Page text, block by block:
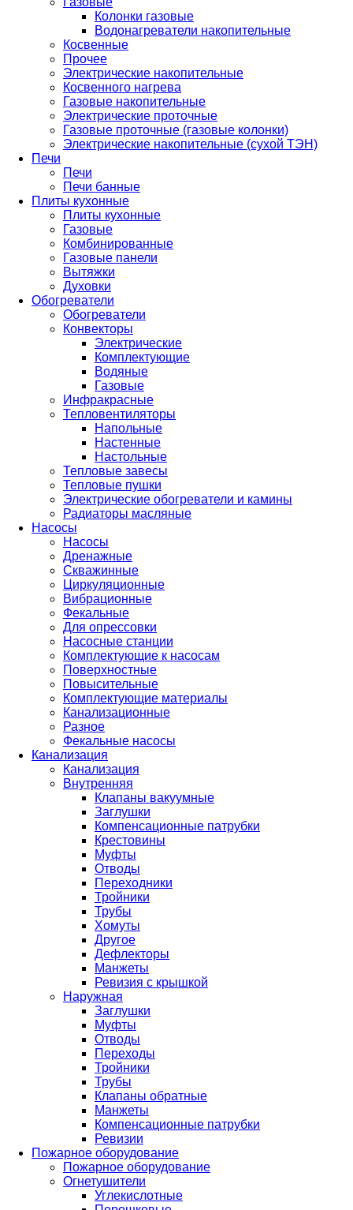
Колонки газовые
Водонагреватели накопительные
Косвенные
Прочее
Электрические накопительные
Косвенного нагрева
Газовые накопительные
Электрические проточные
Газовые проточные (газовые колонки)
Электрические накопительные (сухой ТЭН)
Печи
Печи
Печи банные
Плиты кухонные
Плиты кухонные
Газовые
Комбинированные
Газовые панели
Вытяжки
Духовки
Обогреватели
Обогреватели
Конвекторы
Электрические
Комплектующие
Водяные
Газовые
Инфракрасные
Тепловентиляторы
Напольные
Настенные
Настольные
Тепловые завесы
Тепловые пушки
Электрические обогреватели и камины
Радиаторы масляные
Насосы
Насосы
Дренажные
Скважинные
Циркуляционные
Вибрационные
Фекальные
Для опрессовки
Насосные станции
Комплектующие к насосам
Поверхностные
Повысительные
Комплектующие материалы
Канализационные
Разное
Фекальные насосы
Канализация
Канализация
Внутренняя
Клапаны вакуумные
Заглушки
Компенсационные патрубки
Крестовины
Муфты
Отводы
Переходники
Тройники
Трубы
Хомуты
Другое
Дефлекторы
Манжеты
Ревизия с крышкой
Наружная
Заглушки
Муфты
Отводы
Переходы
Тройники
Трубы
Клапаны обратные
Манжеты
Компенсационные патрубки
Ревизии
Пожарное оборудование
Пожарное оборудование
Огнетушители
Углекислотные